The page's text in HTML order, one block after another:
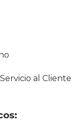
al Cliente